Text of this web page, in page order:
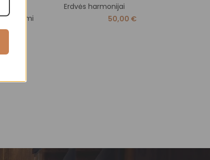
Kabinami
Erdvės harmonijai
50,00 €